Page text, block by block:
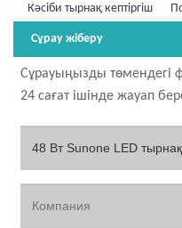
Кәсіби тырнақ кептіргіш
Сұрау жіберу
Сұрауыңызды төмендегі
24 сағат ішінде жауап